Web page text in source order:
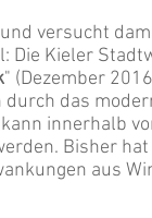
versucht
Die Kieler
" (Dezember
das
innerhalb
Bisher hat
aus